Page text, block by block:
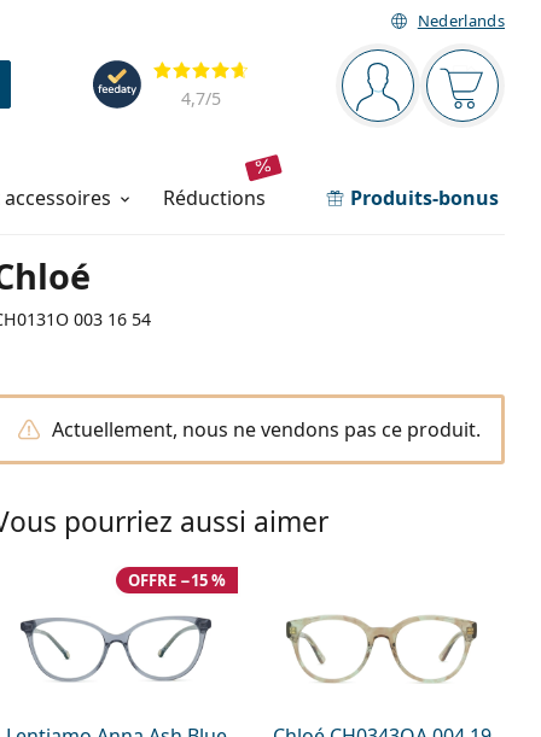
Nederlands
Barre de navigation
Vous êtesVotre
Évaluation
4,7/5
réductions Produits-bonus
003 16 54
Actuellement, nous ne vendons pas ce produit.
pourriez aussi aimer
OFFRE −15 %